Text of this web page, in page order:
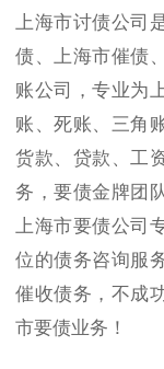
上海市讨债公司
债、上海市催债
账公司，专业为
账、死账、三角
货款、贷款、工
务，要债金牌团
上海市要债公司
位的债务咨询服
催收债务，不成
市要债业务！